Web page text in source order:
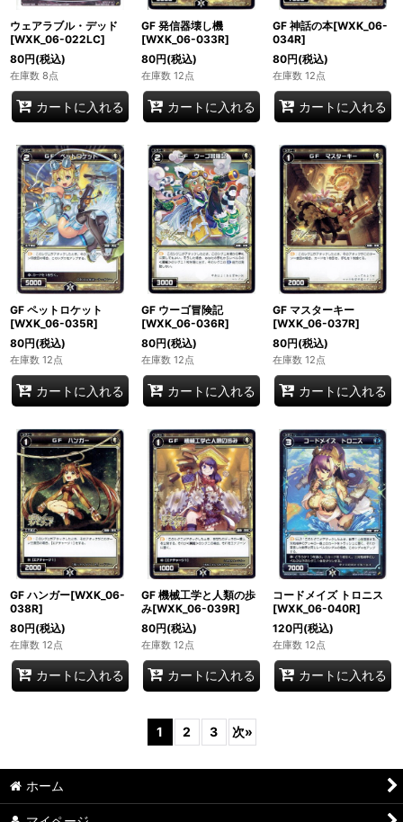
ウェアラブル・デッド
[WXK_06-022LC]
80円(税込)
在庫数 8点
カートに入れる
GF 発信器壊し機
[WXK_06-033R]
80円(税込)
在庫数 12点
カートに入れる
GF 神話の本[WXK_06-
034R]
80円(税込)
在庫数 12点
カートに入れる
GF ペットロケット
[WXK_06-035R]
80円(税込)
在庫数 12点
カートに入れる
GF ウーゴ冒険記
[WXK_06-036R]
80円(税込)
在庫数 12点
カートに入れる
GF マスターキー
[WXK_06-037R]
80円(税込)
在庫数 12点
カートに入れる
GF ハンガー[WXK_06-
038R]
80円(税込)
在庫数 12点
カートに入れる
GF 機械工学と人類の歩
み[WXK_06-039R]
80円(税込)
在庫数 12点
カートに入れる
コードメイズ トロニス
[WXK_06-040R]
120円(税込)
在庫数 12点
カートに入れる
1 2 3 次»
ホーム